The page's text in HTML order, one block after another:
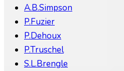
A.B.Simpson
P.Fuzier
P.Dehoux
P.Truschel
S.L.Brengle